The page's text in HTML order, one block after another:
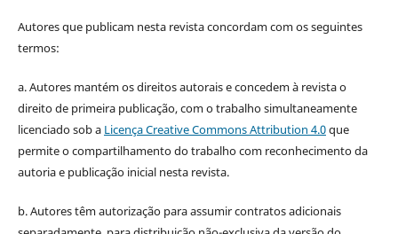
Autores que publicam nesta revista concordam com os seguintes
termos:
a. Autores mantém os direitos autorais e concedem à revista o
direito de primeira publicação, com o trabalho simultaneamente
licenciado sob a Licença Creative Commons Attribution 4.0que
permite o compartilhamento do trabalho com reconhecimento da
autoria e publicação inicial nesta revista.
b. Autores têm autorização para assumir contratos adicionais